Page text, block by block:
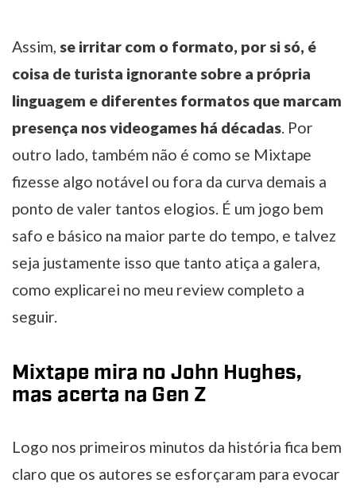
Assim, se irritar com o formato, por si só, é
coisa de turista ignorante sobre a própria
linguagem e diferentes formatos que marcam
presença nos videogames há décadas. Por
outro lado, também não é como se Mixtape
fizesse algo notável ou fora da curva demais a
ponto de valer tantos elogios. É um jogo bem
safo e básico na maior parte do tempo, e talvez
seja justamente isso que tanto atiça a galera,
como explicarei no meu review completo a
seguir.
Mixtape mira no John Hughes,
mas acerta na Gen Z
Logo nos primeiros minutos da história fica bem
claro que os autores se esforçaram para evocar